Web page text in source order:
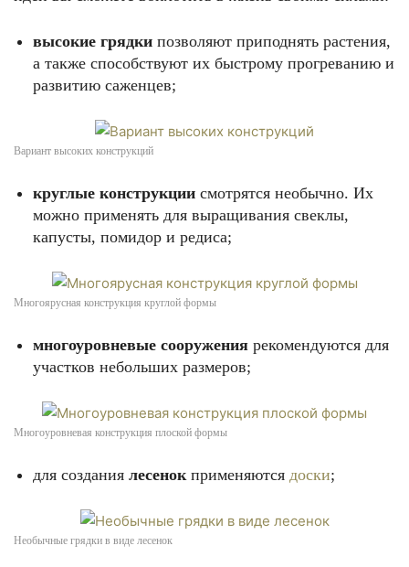
высокие грядки позволяют приподнять растения,
а также способствуют их быстрому прогреванию и
развитию саженцев;
Вариант высоких конструкций
круглые конструкции смотрятся необычно. Их
можно применять для выращивания свеклы,
капусты, помидор и редиса;
Многоярусная конструкция круглой формы
многоуровневые сооружения рекомендуются для
участков небольших размеров;
Многоуровневая конструкция плоской формы
для создания лесенок применяются доски;
Необычные грядки в виде лесенок